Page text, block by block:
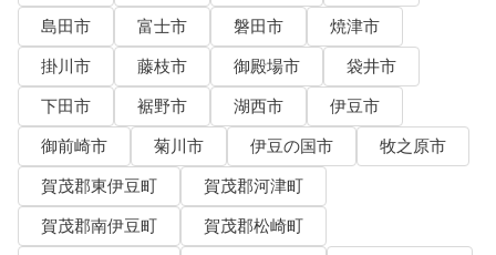
島田市
富士市 磐田市
焼津市
掛川市
藤枝市 御殿場市
袋井市
下田市
裾野市 湖西市
伊豆市
御前崎市
菊川市 伊豆の国市
牧之原市
賀茂郡東伊豆町
賀茂郡河津町
賀茂郡南伊豆町
賀茂郡松崎町